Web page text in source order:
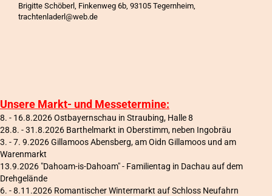
Brigitte Schöberl, Finkenweg 6b, 93105 Tegernheim,
trachtenladerl@web.de
Unsere Markt- und Messetermine:
8. - 16.8.2026 Ostbayernschau in Straubing, Halle 8
28.8. - 31.8.2026 Barthelmarkt in Oberstimm, neben Ingobräu
3. - 7. 9.2026 Gillamoos Abensberg, am Oidn Gillamoos und am
Warenmarkt
13.9.2026 "Dahoam-is-Dahoam" - Familientag in Dachau auf dem
Drehgelände
6. - 8.11.2026 Romantischer Wintermarkt auf Schloss Neufahrn